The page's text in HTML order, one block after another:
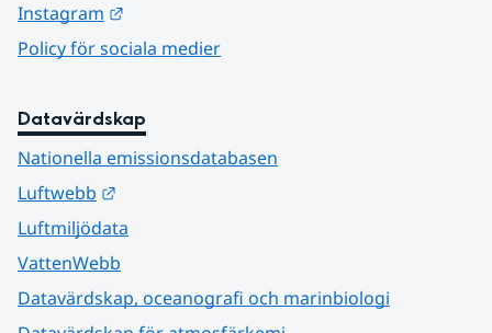
Instagram
Policy för sociala medier
Datavärdskap
Nationella emissionsdatabasen
Luftwebb
Luftmiljödata
VattenWebb
Datavärdskap, oceanografi och marinbiologi